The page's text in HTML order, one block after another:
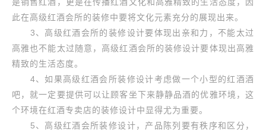
此在高级红酒会所的装修中要将文化元素充分的展现出来。
3、高级红酒会所的装修设计要体现出亲和力，不能太过
高雅也不能太过随意，高级红酒会所的装修设计要体现出高雅
精致的生活态度。
4、如果高级红酒会所装修设计考虑做一个小型的红酒酒
吧，就一定要提供可以让顾客坐下来静静品酒的优雅环境，这
个环境在红酒专卖店的装修设计中显得尤为重要。
5、高级红酒会所装修设计，产品陈列要有秩序和区分，